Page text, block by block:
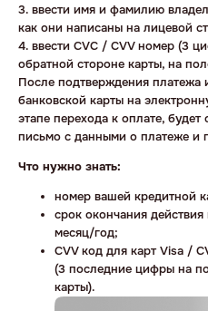
3. ввести имя и фамилию
как они написаны на лицевой
4. ввести CVC / CVV номер (3
обратной стороне карты, на
После подтверждения платежа
банковской карты на
этапе перехода к оплате,
письмо с данными о платеже и
Что нужно знать:
номер вашей кредитной
cрок окончания
месяц/год;
CVV код для карт Visa /
(3 последние цифры на
карты).